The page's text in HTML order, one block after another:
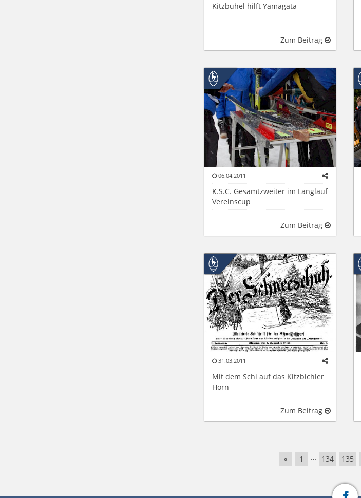
Kitzbühel hilft Yamagata
Zum Beitrag
06.04.2011
K.S.C. Gesamtzweiter im Langlauf
Vereinscup
Zum Beitrag
31.03.2011
Mit dem Schi auf das Kitzbichler
Horn
Zum Beitrag
«
1 … 134 135